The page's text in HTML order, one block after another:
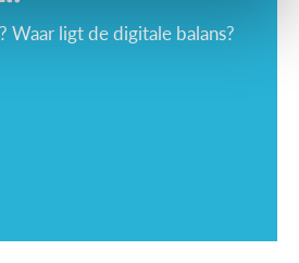
Waar ligt de digitale balans?